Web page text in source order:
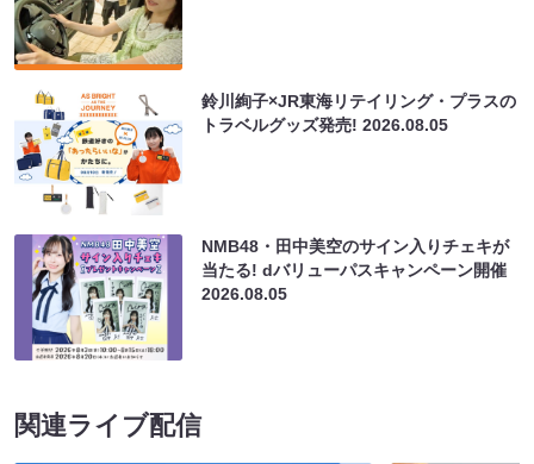
鈴川絢子×JR東海リテイリング・プラスの
トラベルグッズ発売!2026.08.05
NMB48・田中美空のサイン入りチェキが
当たる! dバリューパスキャンペーン開催
2026.08.05
関連ライブ配信